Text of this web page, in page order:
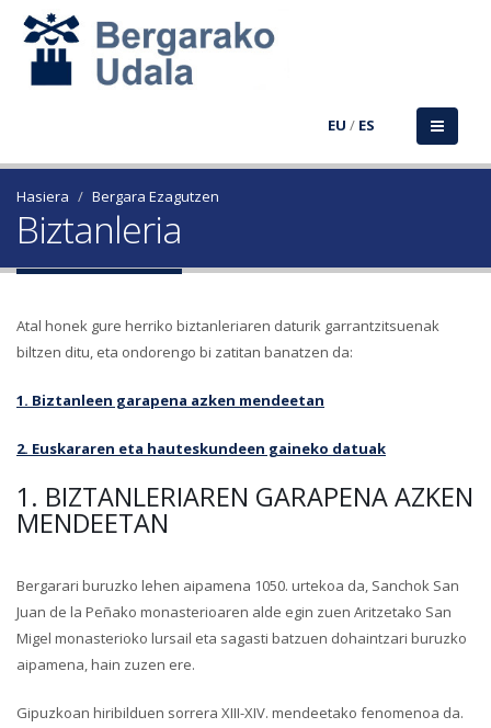
EU / ES
Hasiera Bergara Ezagutzen
Biztanleria
Atal honek gure herriko biztanleriaren daturik garrantzitsuenak
biltzen ditu, eta ondorengo bi zatitan banatzen da:
1. Biztanleen garapena azken mendeetan
2. Euskararen eta hauteskundeen gaineko datuak
1. BIZTANLERIAREN GARAPENA AZKEN
MENDEETAN
Bergarari buruzko lehen aipamena 1050. urtekoa da, Sanchok San
Juan de la Peñako monasterioaren alde egin zuen Aritzetako San
Migel monasterioko lursail eta sagasti batzuen dohaintzari buruzko
aipamena, hain zuzen ere.
Gipuzkoan hiribilduen sorrera XIII-XIV. mendeetako fenomenoa da.